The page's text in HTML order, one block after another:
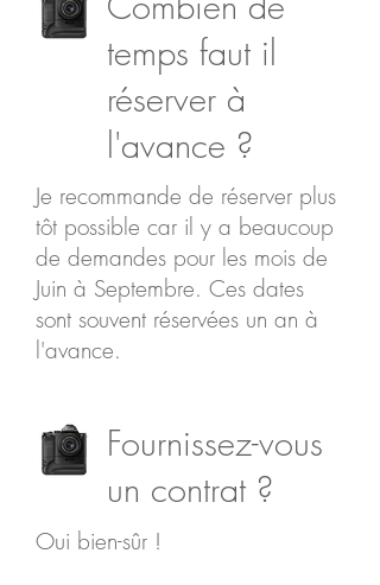
temps faut il
réserver à
l'avance ?
Je recommande de réserver plus
tôt possible car il y a beaucoup
de demandes pour les mois de
Juin à Septembre. Ces dates
sont souvent réservées un an à
l'avance.
Fournissez-vous
un contrat ?
Oui bien-sûr !